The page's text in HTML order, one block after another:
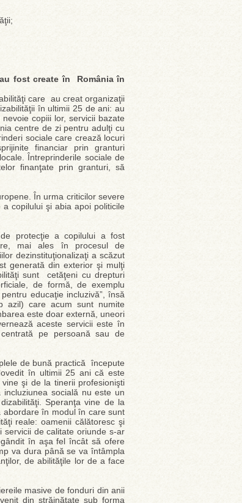
fost create în România în
care au creat organizaţii
în ultimii 25 de ani: au
copiii lor, servicii bazate
centre de zi pentru adulţi cu
sociale care crează locuri
financiar prin granturi
Întreprinderile sociale de
finanţate prin granturi, să
În urma criticilor severe
copilului şi abia apoi politicile
protecţie a copilului a fost
mai ales în procesul de
dezinstituţionalizaţi a scăzut
generată din exterior şi mulţi
sunt cetăţeni cu drepturi
de formă, de exemplu
educaţie incluzivă”, însă
azil) care acum sunt numite
este doar externă, uneori
aceste servicii este în
pe persoană sau de
de bună practică începute
în ultimii 25 ani că este
şi de la tinerii profesionişti
socială nu este un
Speranţa vine de la
abordare în modul în care sunt
reale: oamenii călătoresc şi
de calitate oriunde s-ar
în aşa fel încât să ofere
va dura până se va întâmpla
de abilităţile lor de a face
masive de fonduri din anii
din străinătate sub forma